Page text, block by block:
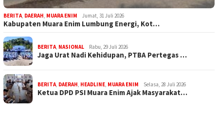
BERITA, DAERAH, MUARA ENIM Jumat, 31 Juli 2026
Kabupaten Muara Enim Lumbung Energi, Kot…
BERITA, NASIONAL Rabu, 29 Juli 2026
Jaga Urat Nadi Kehidupan, PTBA Pertegas …
BERITA, DAERAH, HEADLINE, MUARA ENIM Selasa, 28 Juli 2026
Ketua DPD PSI Muara Enim Ajak Masyarakat…